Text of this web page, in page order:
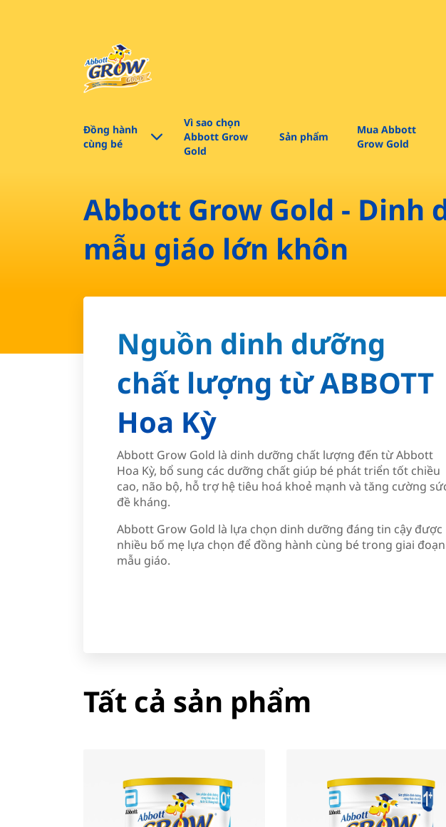
Đồng hành
cùng bé
Vì sao chọn
Abbott Grow
Gold​
Sản phẩm​
Mua Abbott
Grow Gold
Abbott Grow Gold -
mẫu giáo lớn khôn
Nguồn dinh dưỡng
chất lượng từ ABBOTT
Hoa Kỳ
Abbott Grow Gold là dinh dưỡng chất lượng đến từ Abbott
Hoa Kỳ, bổ sung các dưỡng chất giúp bé phát triển tốt chiều
cao, não bộ, hỗ trợ hệ tiêu hoá khoẻ mạnh và tăng cường
đề kháng.
Abbott Grow Gold là lựa chọn dinh dưỡng đáng tin cậy được
nhiều bố mẹ lựa chọn để đồng hành cùng bé trong giai đoạn
mẫu giáo.
Tất cả sản phẩm